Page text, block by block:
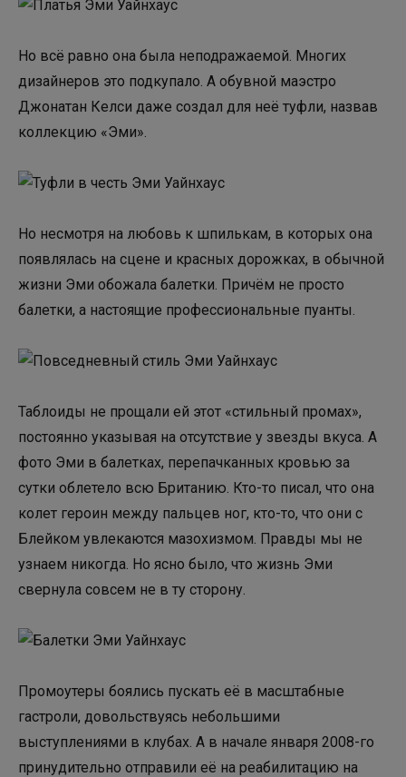
Но всё равно она была неподражаемой. Многих
дизайнеров это подкупало. А обувной маэстро
Джонатан Келси даже создал для неё туфли, назвав
коллекцию «Эми».
Но несмотря на любовь к шпилькам, в которых она
появлялась на сцене и красных дорожках, в обычной
жизни Эми обожала балетки. Причём не просто
балетки, а настоящие профессиональные пуанты.
Таблоиды не прощали ей этот «стильный промах»,
постоянно указывая на отсутствие у звезды вкуса. А
фото Эми в балетках, перепачканных кровью за
сутки облетело всю Британию. Кто-то писал, что она
колет героин между пальцев ног, кто-то, что они с
Блейком увлекаются мазохизмом. Правды мы не
узнаем никогда. Но ясно было, что жизнь Эми
свернула совсем не в ту сторону.
Промоутеры боялись пускать её в масштабные
гастроли, довольствуясь небольшими
выступлениями в клубах. А в начале января 2008-го
принудительно отправили её на реабилитацию на